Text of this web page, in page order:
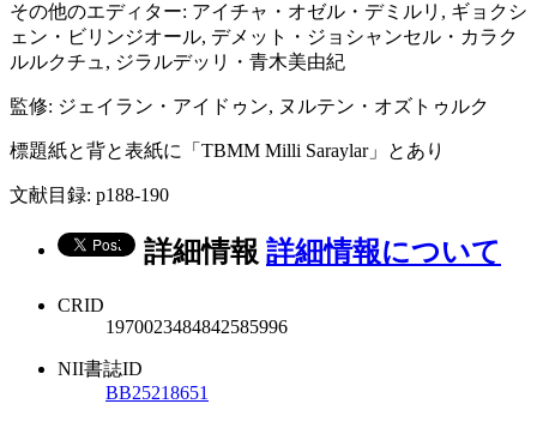
その他のエディター: アイチャ・オゼル・デミルリ, ギョクシ
ェン・ビリンジオール, デメット・ジョシャンセル・カラク
ルルクチュ, ジラルデッリ・青木美由紀
監修: ジェイラン・アイドゥン, ヌルテン・オズトゥルク
標題紙と背と表紙に「TBMM Milli Saraylar」とあり
文献目録: p188-190
詳細情報 詳細情報について
CRID
1970023484842585996
NII書誌ID
BB25218651